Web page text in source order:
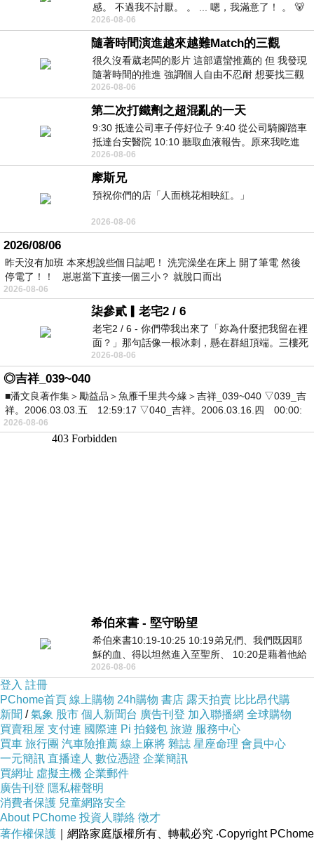
感。 不過我不討厭。 。 ... 嗯，我滿意了！ 。 🐻
昨中
2026-08-06
隨著時間演進越來越難Match的三觀
很久沒看葳老闆的影片 這部還蠻推薦的 但 我發現
隨著時間的推進 強調個人自由不忍耐 想要找三觀
接近的不要說對象 連朋友都超
2026-08-06
第二次打鐵劑之超混亂的一天
9:30 抵達公司車子停好位子 9:40 從公司騎腳踏車
抵達台安醫院 10:10 聽取血液報告。原來我吃進
去的 B12 彌可保並非沒有吸收而是超
2026-08-06
摩斯兄
預祝你們的店「人面桃花相映紅。」
2026-08-06
2026/08/06
昨天沒有加班 本來想說些個日誌吧！ 洗完澡坐在床上 開了筆電 然後
停電了！！ 崽崽當下直接一個三小？ 就脫口而出
2026-08-06
柒參貳▎老宅2 / 6
老宅2 / 6 - 你們帶我出來了「妳為什麼把我留在裡
面？」那句話像一根冰刺，懸在群組頂端。三樓死
死盯著照片裡的人。那個人確實站在
2026-08-06
◎吉祥_039~040
■潘文良著作集＞勵益品＞魚雁千里共今緣＞吉祥_039~040 ▽039_吉
祥。2006.03.03.五 12:59:17 ▽040_吉祥。2006.03.16.四 00:00:
2026-08-06
希伯來書 - 堅守盼望
希伯來書10:19-10:25 10:19弟兄們、我們既因耶
穌的血、得以坦然進入至聖所、 10:20是藉着他給
我們開了一條又新又活的路從幔子經過
2026-08-06
登入 註冊
PChome首頁 線上購物 24h購物 書店 露天拍賣 比比昂代購
新聞 / 氣象 股市 個人新聞台 廣告刊登 加入聯播網 全球購物
買賣租屋 支付連 國際連 Pi 拍錢包 旅遊 服務中心
買車 旅行團 汽車險推薦 線上麻將 雜誌 星座命理 會員中心
一元簡訊 直播達人 數位憑證 企業簡訊
買網址 虛擬主機 企業郵件
廣告刊登 隱私權聲明
消費者保護 兒童網路安全
About PChome 投資人聯絡 徵才
著作權保護 ｜網路家庭版權所有、轉載必究 ‧Copyright PChome